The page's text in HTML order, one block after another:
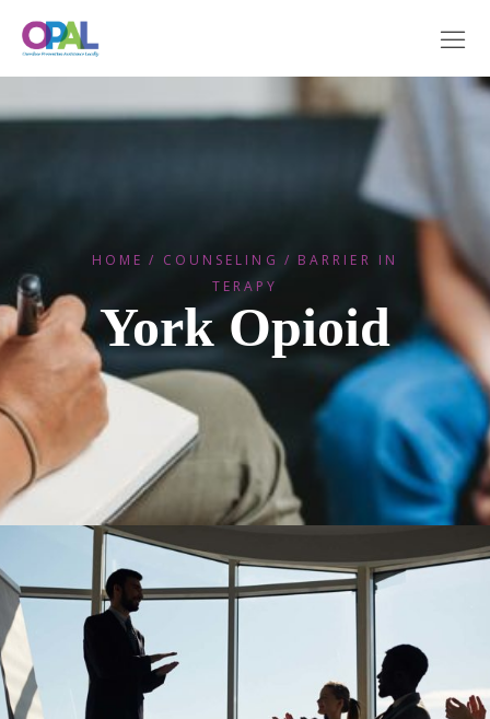
HOME COUNSELING
BARRIER IN
TERAPY
York Opioid